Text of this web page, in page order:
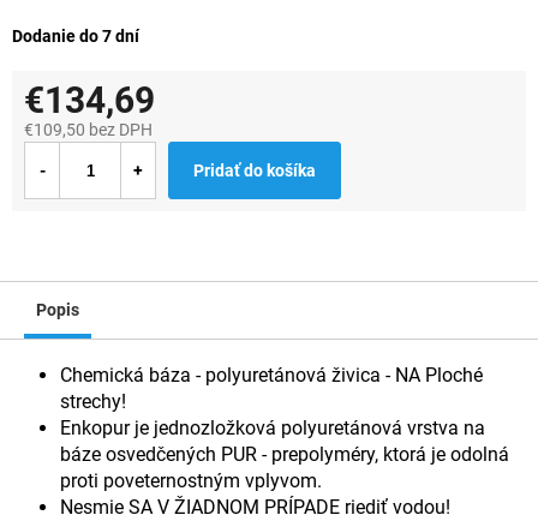
Dodanie do 7 dní
€134,69
€109,50 bez DPH
cena:
Pridať do košíka
Popis
Chemická báza - polyuretánová živica - NA Ploché
strechy!
Enkopur je jednozložková polyuretánová vrstva na
báze osvedčených PUR - prepolyméry, ktorá je odolná
proti poveternostným vplyvom.
Nesmie SA V ŽIADNOM PRÍPADE riediť vodou!